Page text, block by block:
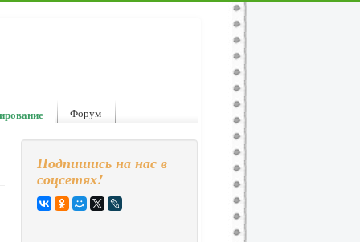
Форум
Подпишись на нас в
соцсетях!